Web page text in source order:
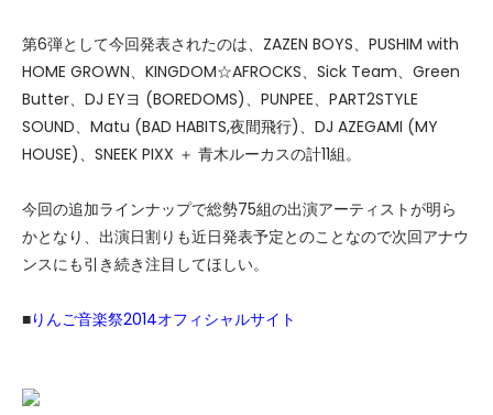
第6弾として今回発表されたのは、ZAZEN BOYS、PUSHIM with
HOME GROWN、KINGDOM☆AFROCKS、Sick Team、Green
Butter、DJ EYヨ (BOREDOMS)、PUNPEE、PART2STYLE
SOUND、Matu (BAD HABITS,夜間飛行)、DJ AZEGAMI (MY
HOUSE)、SNEEK PIXX ＋ 青木ルーカスの計11組。
今回の追加ラインナップで総勢75組の出演アーティストが明ら
かとなり、出演日割りも近日発表予定とのことなので次回アナウ
ンスにも引き続き注目してほしい。
■りんご音楽祭2014オフィシャルサイト